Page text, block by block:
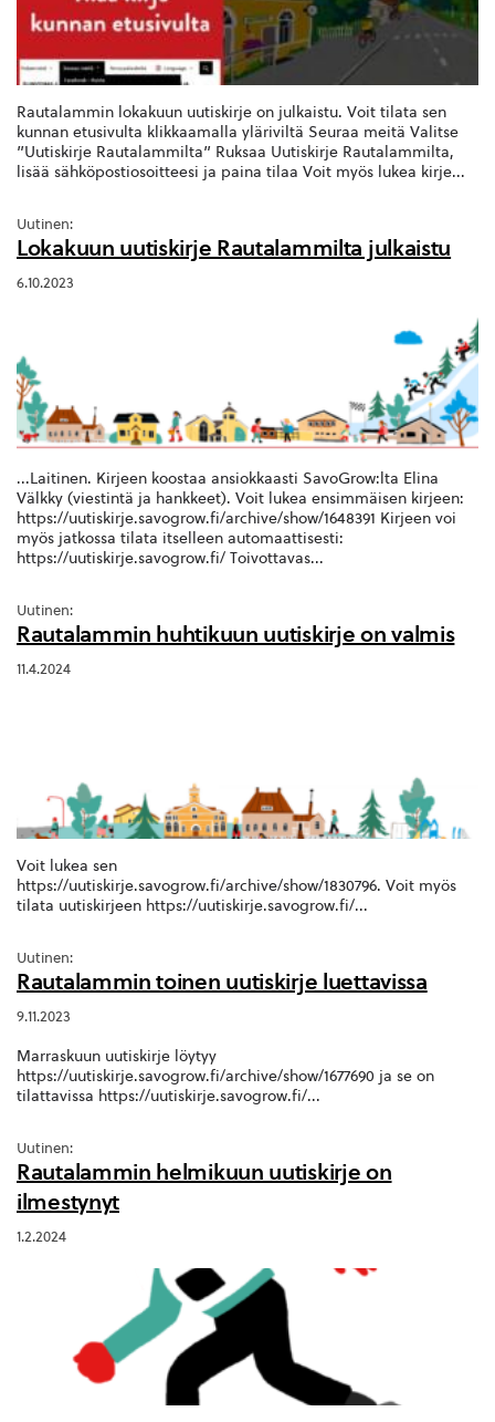
Rautalammin lokakuun uutiskirje on julkaistu. Voit tilata sen
kunnan etusivulta klikkaamalla yläriviltä Seuraa meitä Valitse
”Uutiskirje Rautalammilta” Ruksaa Uutiskirje Rautalammilta,
lisää sähköpostiosoitteesi ja paina tilaa Voit myös lukea kirje...
Uutinen:
Lokakuun uutiskirje Rautalammilta julkaistu
6.10.2023
...Laitinen. Kirjeen koostaa ansiokkaasti SavoGrow:lta Elina
Välkky (viestintä ja hankkeet). Voit lukea ensimmäisen kirjeen:
https://uutiskirje.savogrow.fi/archive/show/1648391 Kirjeen voi
myös jatkossa tilata itselleen automaattisesti:
https://uutiskirje.savogrow.fi/ Toivottavas...
Uutinen:
Rautalammin huhtikuun uutiskirje on valmis
11.4.2024
Voit lukea sen
https://uutiskirje.savogrow.fi/archive/show/1830796. Voit myös
tilata uutiskirjeen https://uutiskirje.savogrow.fi/...
Uutinen:
Rautalammin toinen uutiskirje luettavissa
9.11.2023
Marraskuun uutiskirje löytyy
https://uutiskirje.savogrow.fi/archive/show/1677690 ja se on
tilattavissa https://uutiskirje.savogrow.fi/...
Uutinen:
Rautalammin helmikuun uutiskirje on
ilmestynyt
1.2.2024